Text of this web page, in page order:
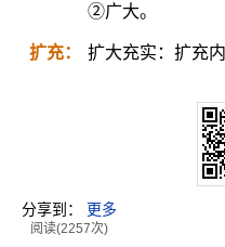
②广大。
扩充： 扩大充实：扩充
分享到： 更多
阅读(2257次)